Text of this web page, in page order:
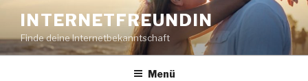
Inhalt
springen
INTERNETFREUNDIN
Finde deine Internetbekanntschaft
Menü